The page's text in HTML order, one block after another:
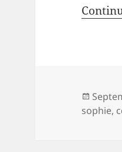
on
sophie,